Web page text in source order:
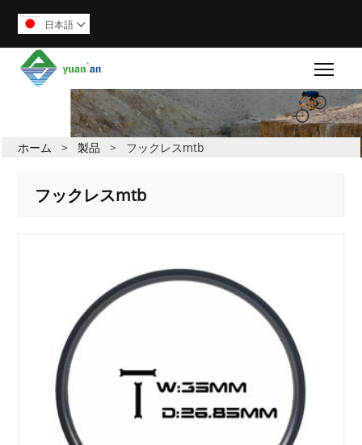
日本語 
ホーム > 製品 > フックレスmtb
フックレスmtb